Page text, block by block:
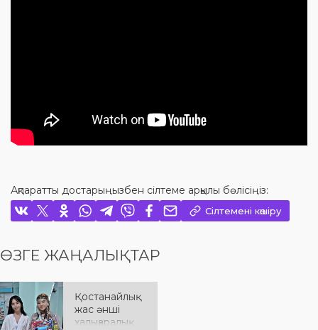
Ақпаратты достарыңызбен сілтеме арқылы бөлісіңіз:
Сілтемені көшіру
ӨЗГЕ ЖАҢАЛЫҚТАР
Қостанайлық
жас әнші
халықаралық